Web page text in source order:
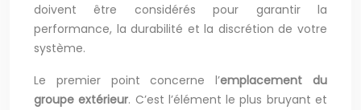
doivent être considérés pour garantir la
performance, la durabilité et la discrétion de votre
système.
Le premier point concerne l’emplacement du
groupe extérieur. C’est l’élément le plus bruyant et